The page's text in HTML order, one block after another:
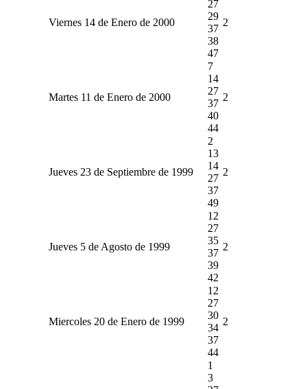
Viernes 14 de Enero de 2000
27
29
37
38
47
2
Martes 11 de Enero de 2000
7
14
27
37
40
44
2
Jueves 23 de Septiembre de 1999
2
13
14
27
37
49
2
Jueves 5 de Agosto de 1999
12
27
35
37
39
42
2
Miercoles 20 de Enero de 1999
12
27
30
34
37
44
2
1
3